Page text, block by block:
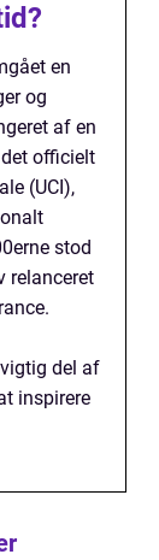
en
og
af en
officielt
(UCI),
stod
relanceret
del af
inspirere